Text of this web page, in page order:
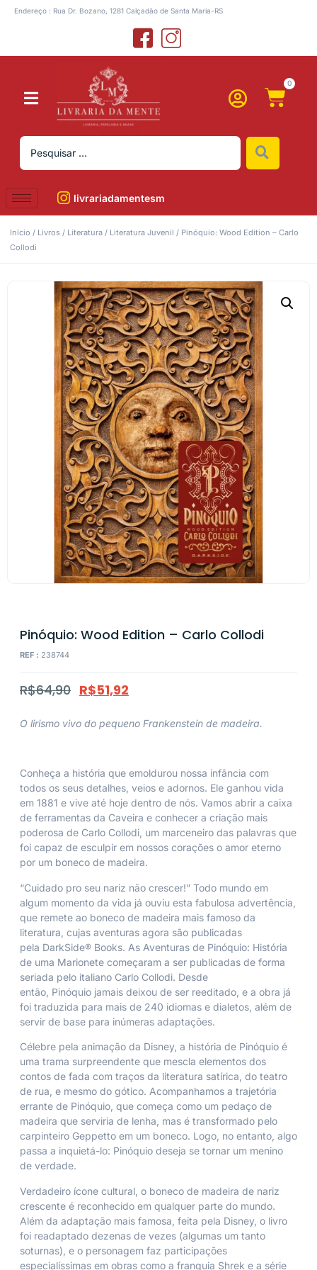
Endereço : Rua Dr. Bozano, 1281 Calçadão de Santa Maria-RS
0
livrariadamentesm
Início / Livros / Literatura / Literatura Juvenil / Pinóquio: Wood Edition – Carlo
Collodi
Pinóquio: Wood Edition – Carlo Collodi
REF : 238744
R$64,90 R$51,92
O lirismo vivo do pequeno Frankenstein de madeira.
Conheça a história que emoldurou nossa infância com
todos os seus detalhes, veios e adornos. Ele ganhou vida
em 1881 e vive até hoje dentro de nós. Vamos abrir a caixa
de ferramentas da Caveira e conhecer a criação mais
poderosa de Carlo Collodi, um marceneiro das palavras que
foi capaz de esculpir em nossos corações o amor eterno
por um boneco de madeira.
“Cuidado pro seu nariz não crescer!” Todo mundo em
algum momento da vida já ouviu esta fabulosa advertência,
que remete ao boneco de madeira mais famoso da
literatura, cujas aventuras agora são publicadas
pela DarkSide® Books. As Aventuras de Pinóquio: História
de uma Marionete começaram a ser publicadas de forma
seriada pelo italiano Carlo Collodi. Desde
então, Pinóquio jamais deixou de ser reeditado, e a obra já
foi traduzida para mais de 240 idiomas e dialetos, além de
servir de base para inúmeras adaptações.
Célebre pela animação da Disney, a história de Pinóquio é
uma trama surpreendente que mescla elementos dos
contos de fada com traços da literatura satírica, do teatro
de rua, e mesmo do gótico. Acompanhamos a trajetória
errante de Pinóquio, que começa como um pedaço de
madeira que serviria de lenha, mas é transformado pelo
carpinteiro Geppetto em um boneco. Logo, no entanto, algo
passa a inquietá-lo: Pinóquio deseja se tornar um menino
de verdade.
Verdadeiro ícone cultural, o boneco de madeira de nariz
crescente é reconhecido em qualquer parte do mundo.
Além da adaptação mais famosa, feita pela Disney, o livro
foi readaptado dezenas de vezes (algumas um tanto
soturnas), e o personagem faz participações
especialíssimas em obras como a franquia Shrek e a série